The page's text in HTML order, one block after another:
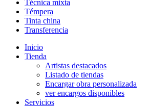
Técnica mixta
Témpera
Tinta china
Transferencia
Inicio
Tienda
Artistas destacados
Listado de tiendas
Encargar obra personalizada
ver encargos disponibles
Servicios